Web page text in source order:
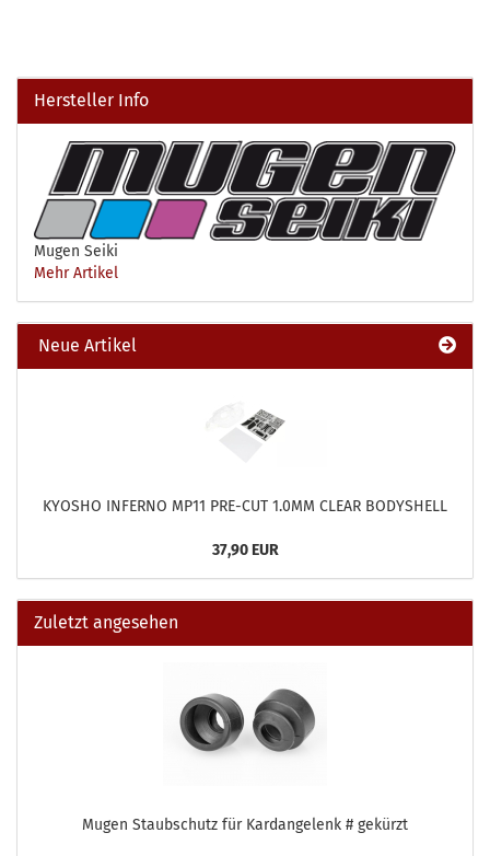
Hersteller Info
Mugen Seiki
Mehr Artikel
Neue Artikel
KYOSHO INFERNO MP11 PRE-CUT 1.0MM CLEAR BODYSHELL
37,90 EUR
Zuletzt angesehen
Mugen Staubschutz für Kardangelenk # gekürzt